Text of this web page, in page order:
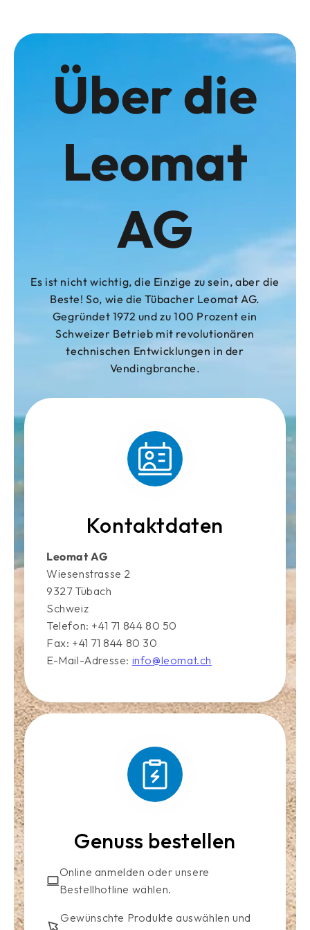
Über die
Leomat
AG
Es ist nicht wichtig, die Einzige zu sein, aber die
Beste! So, wie die Tübacher Leomat AG.
Gegründet 1972 und zu 100 Prozent ein
Schweizer Betrieb mit revolutionären
technischen Entwicklungen in der
Vendingbranche.
Kontaktdaten
Leomat AG
Wiesenstrasse 2
9327 Tübach
Schweiz
Telefon: +41 71 844 80 50
Fax: +41 71 844 80 30
E-Mail-Adresse: info@leomat.ch
Genuss bestellen
Online anmelden oder unsere
Bestellhotline wählen.
Gewünschte Produkte auswählen und